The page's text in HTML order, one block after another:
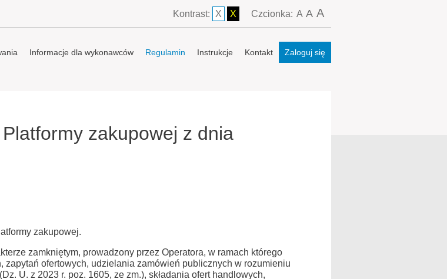
Kontrast: X X Czcionka: A A A
Informacje dla wykonawców Regulamin Instrukcje Kontakt Zaloguj się
zakupowej z dnia
zakupowej.
zamkniętym, prowadzony przez Operatora, w ramach którego
ofertowych, udzielania zamówień publicznych w rozumieniu
U. z 2023 r. poz. 1605, ze zm.), składania ofert handlowych,